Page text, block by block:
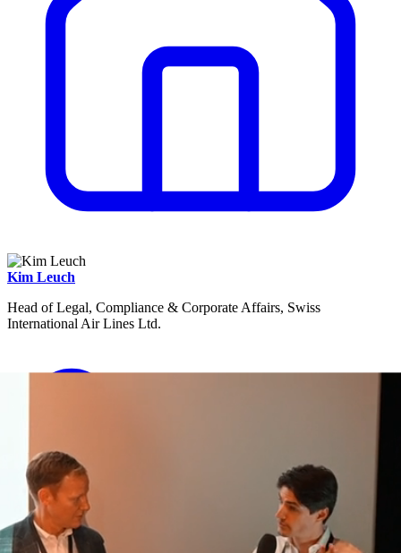
Kim Leuch
Head of Legal, Compliance & Corporate Affairs, Swiss
International Air Lines Ltd.